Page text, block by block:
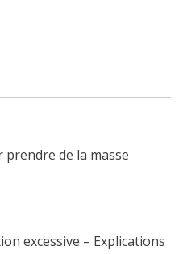
de la masse
excessive – Explications